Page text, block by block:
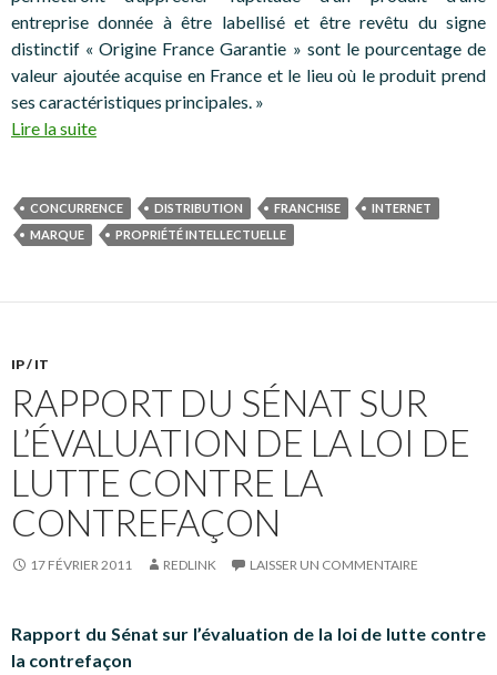
entreprise donnée à être labellisé et être revêtu du signe
distinctif « Origine France Garantie » sont le pourcentage de
valeur ajoutée acquise en France et le lieu où le produit prend
ses caractéristiques principales. »
Lire la suite
CONCURRENCE DISTRIBUTION FRANCHISE
INTERNET
MARQUE
PROPRIÉTÉ INTELLECTUELLE
IP / IT
RAPPORT DU SÉNAT SUR
L’ÉVALUATION DE LA LOI DE
LUTTE CONTRE LA
CONTREFAÇON
17 FÉVRIER 2011 REDLINK LAISSER UN COMMENTAIRE
Rapport du Sénat sur l’évaluation de la loi de lutte contre
la contrefaçon